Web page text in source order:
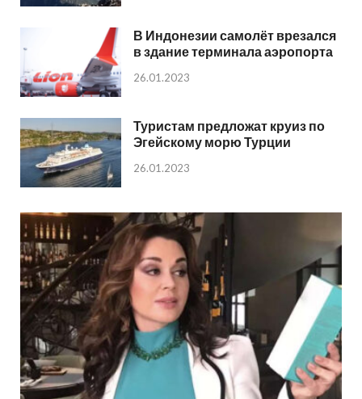
В Индонезии самолёт врезался
в здание терминала аэропорта
26.01.2023
Туристам предложат круиз по
Эгейскому морю Турции
26.01.2023